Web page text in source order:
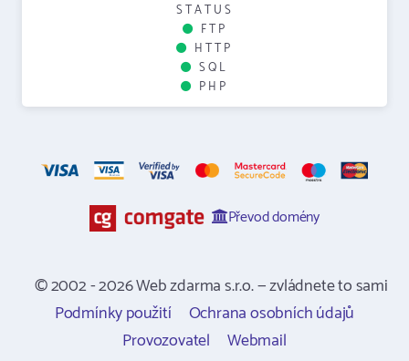
STATUS
FTP
HTTP
SQL
PHP
Převod domény
© 2002 - 2026 Web zdarma s.r.o. — zvládnete to sami
Podmínky použití
Ochrana osobních údajů
Provozovatel
Webmail